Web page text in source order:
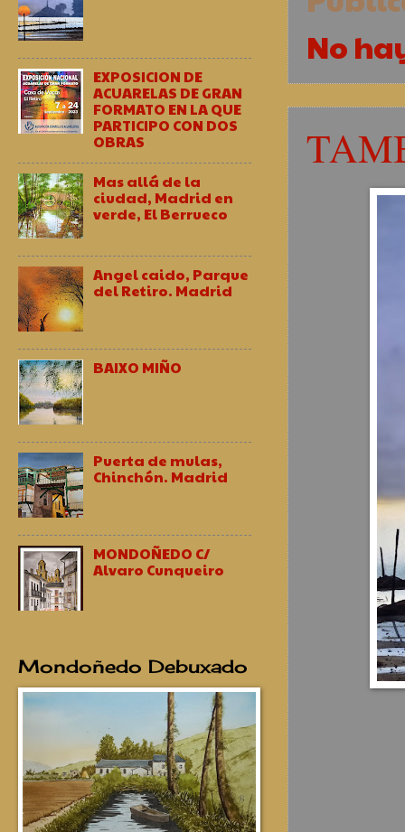
No
EXPOSICION DE
ACUARELAS DE GRAN
FORMATO EN LA QUE
PARTICIPO CON DOS
OBRAS
Mas allá de la
ciudad, Madrid en
verde, El Berrueco
Angel caido, Parque
del Retiro. Madrid
BAIXO MIÑO
Puerta de mulas,
Chinchón. Madrid
MONDOÑEDO C/
Alvaro Cunqueiro
Mondoñedo Debuxado